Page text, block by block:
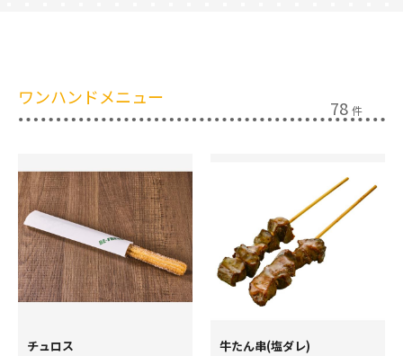
ワンハンドメニュー 78 件
チュロス 牛たん串(塩ダレ)